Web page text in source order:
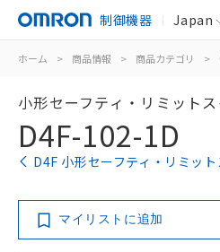
制御機器 Japan
ホーム > 商品情報 > 商品カテゴリ >
小形セーフティ・リミット
D4F-102-1D
D4F 小形セーフティ・リミッ
マイリストに追加